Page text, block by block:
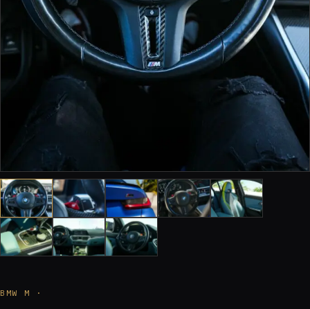
BMW M ·